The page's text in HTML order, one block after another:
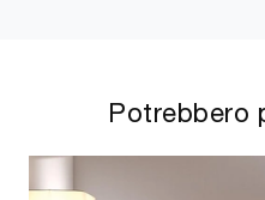
Potrebbero